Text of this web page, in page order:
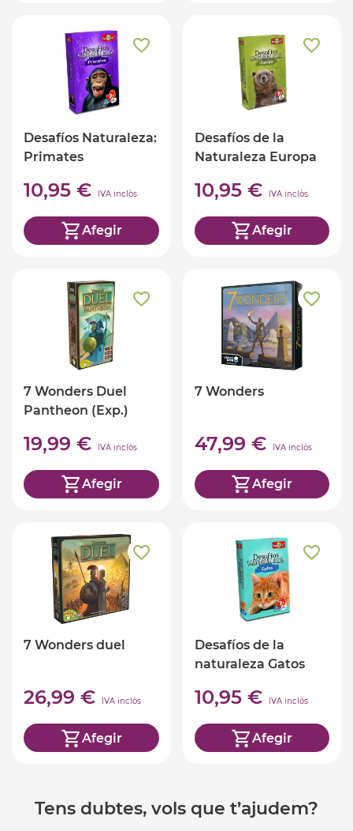
Desafíos Naturaleza:
Primates
10,95 € IVA inclòs
Afegir
Desafíos de la
Naturaleza Europa
10,95 € IVA inclòs
Afegir
7 Wonders Duel
Pantheon (Exp.)
19,99 € IVA inclòs
Afegir
7 Wonders
47,99 € IVA inclòs
Afegir
7 Wonders duel
26,99 € IVA inclòs
Afegir
Desafíos de la
naturaleza Gatos
10,95 € IVA inclòs
Afegir
Tens dubtes, vols que t’ajudem?